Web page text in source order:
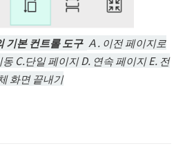
기본 컨트롤 도구 Ａ. 이전 페이지로
C.단일 페이지 D. 연속 페이지 E. 전
화면 끝내기